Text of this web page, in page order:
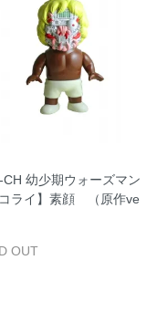
幼少期ウォーズマン
コライ】素顔 （原作ve
OUT